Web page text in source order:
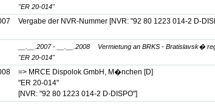
"ER 20-014"
Vergabe der NVR-Nummer [NVR: "92 80 1223 014-2 D-
__.__.2007 - __.__.2008
Vermietung an BRKS - Bratislavsk�
"ER 20-014"
=> MRCE Dispolok GmbH, M�nchen [D]
"ER 20-014"
[NVR: "92 80 1223 014-2 D-DISPO"]